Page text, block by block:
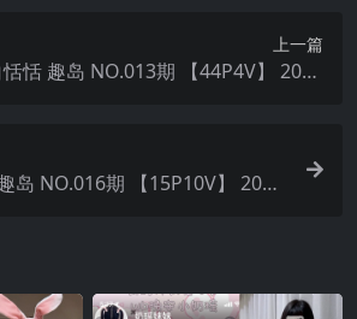
上一篇
恬 趣岛 NO.013期 【44P4V】 2025
岛 NO.016期 【15P10V】 2025